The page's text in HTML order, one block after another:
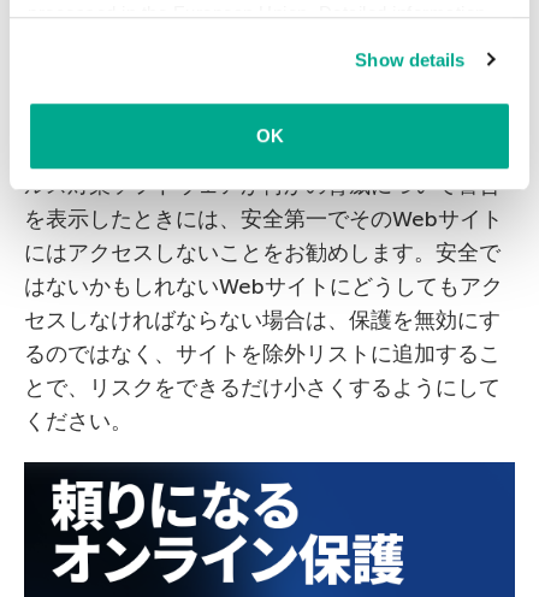
processed in the European Union. Detailed information
Show details
OK
っくりな偽物のWebサイトをサイバー犯罪者が作
成する場合もあります。「安全にWebを利用す
けるようなことをしないことでもあります。ウイ
ルス対策ソフトウェアが何かの脅威について警告
を表示したときには、安全第一でそのWebサイト
にはアクセスしないことをお勧めします。安全で
はないかもしれないWebサイトにどうしてもアク
セスしなければならない場合は、保護を無効にす
るのではなく、サイトを除外リストに追加するこ
とで、リスクをできるだけ小さくするようにして
ください。